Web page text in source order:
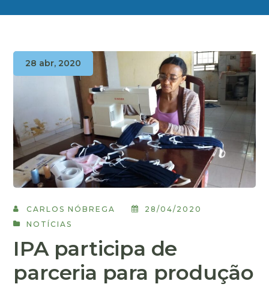
28 abr, 2020
CARLOS NÓBREGA
28/04/2020
NOTÍCIAS
IPA participa de
parceria para produção